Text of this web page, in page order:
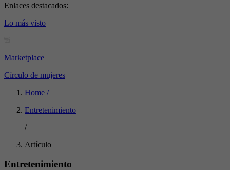
Enlaces destacados:
Lo más visto
Marketplace
Círculo de mujeres
Home /
Entretenimiento
/
Artículo
Entretenimiento